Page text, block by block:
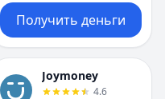
Получить деньги
Joymoney
4.6